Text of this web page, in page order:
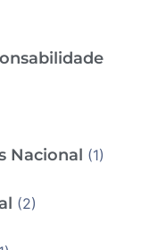
Nacional (1)
(2)